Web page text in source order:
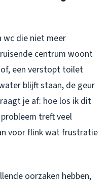
wc die niet meer
centrum woont
een verstopt toilet
blijft staan, de geur
je af: hoe los ik dit
treft veel
voor flink wat frustratie
oorzaken hebben,